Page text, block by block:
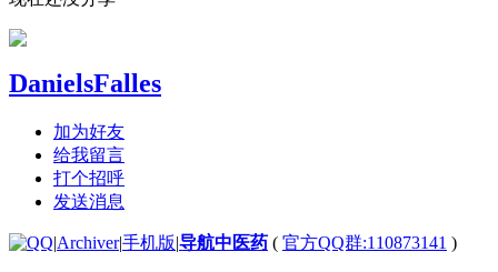
DanielsFalles
加为好友
给我留言
打个招呼
发送消息
|Archiver|手机版|导航中医药 ( 官方QQ群:110873141 )